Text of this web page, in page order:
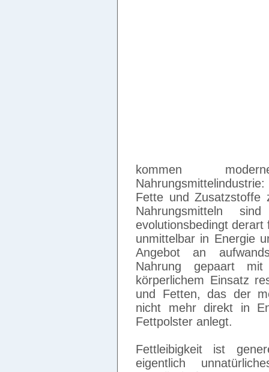
kommen
Fette und Zusatzstoffe
Nahrungsmitteln
evolutionsbedingt
unmittelbar in Energie
Angebot an
Nahrung gepaart
körperlichem Einsatz
und Fetten, das der
nicht mehr direkt in
Fettpolster anlegt.
Fettleibigkeit ist
eigentlich